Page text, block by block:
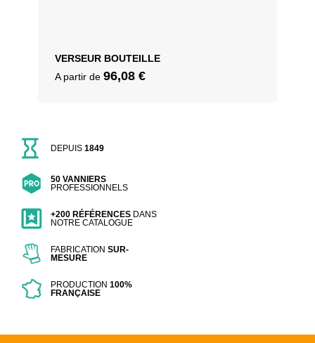
VERSEUR BOUTEILLE
A partir de 96,08 €
DEPUIS1849
50 VANNIERS
PROFESSIONNELS
+200 RÉFÉRENCES DANS
NOTRE CATALOGUE
FABRICATIONSUR-
MESURE
PRODUCTION100%
FRANÇAISE